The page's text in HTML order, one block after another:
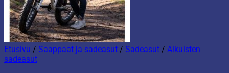
Etusivu / Saappaat ja sadeasut / Sadeasut / Aikuisten
sadeasut